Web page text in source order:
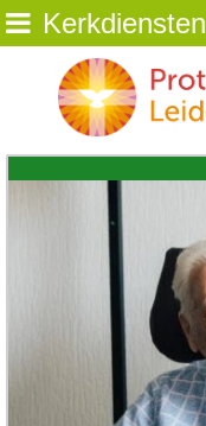
Home
Wie zijn wij
NIEUWS
Kerkdiensten
Activiteiten
Kerkdiensten